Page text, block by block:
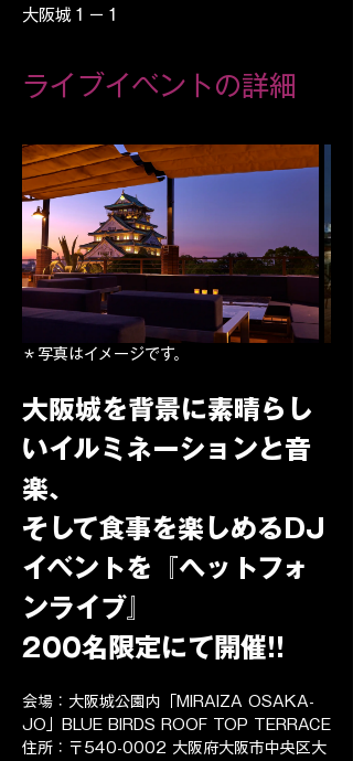
大阪城１−１
ライブイベントの詳細
＊写真はイメージです。
大阪城を背景に素晴らし
いイルミネーションと音
楽、
そして食事を楽しめるDJ
イベントを『ヘットフォ
ンライブ』
200名限定にて開催!!
会場：大阪城公園内「MIRAIZA OSAKA-
JO」BLUE BIRDS ROOF TOP TERRACE
住所：〒540-0002 大阪府大阪市中央区大